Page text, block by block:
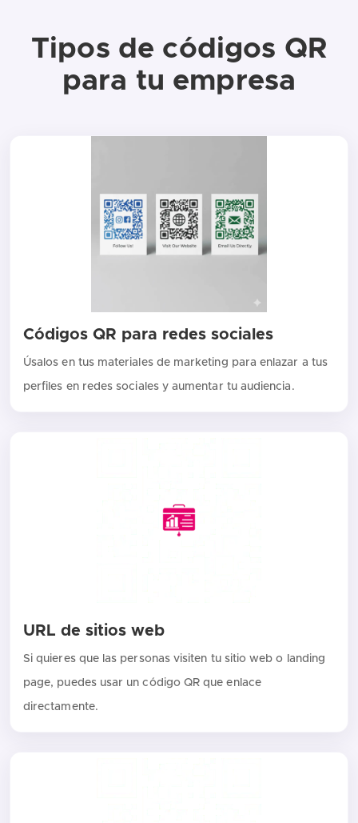
Tipos de códigos QR
para tu empresa
Códigos QR para redes sociales
Úsalos en tus materiales de marketing para enlazar a tus
perfiles en redes sociales y aumentar tu audiencia.
URL de sitios web
Si quieres que las personas visiten tu sitio web o landing
page, puedes usar un código QR que enlace
directamente.